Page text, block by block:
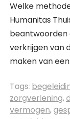
Welke
Humanitas
beantwoorden
verkrijgen van
maken van
Tags:
zorgverlening,
vermogen,